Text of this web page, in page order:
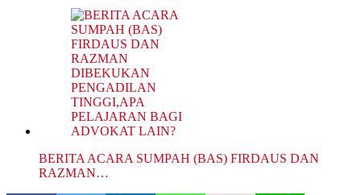
BERITA ACARA SUMPAH (BAS) FIRDAUS DAN
RAZMAN…